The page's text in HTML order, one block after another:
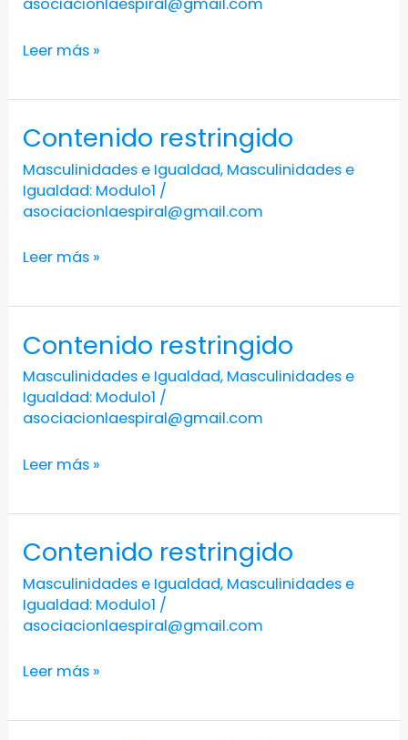
asociacionlaespiral@gmail.com
Leer más »
Contenido restringido
Masculinidades e Igualdad, Masculinidades e
Igualdad: Modulo1 /
asociacionlaespiral@gmail.com
Contenido
restringido
Leer más »
Contenido restringido
Masculinidades e Igualdad, Masculinidades e
Igualdad: Modulo1 /
asociacionlaespiral@gmail.com
Contenido
restringido
Leer más »
Contenido restringido
Masculinidades e Igualdad, Masculinidades e
Igualdad: Modulo1 /
asociacionlaespiral@gmail.com
Contenido
restringido
Leer más »